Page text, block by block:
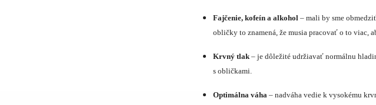
Fajčenie, kofeín a alkohol – mali by sme
obličky to znamená, že musia pracovať o to viac,
Krvný tlak – je dôležité udržiavať normálnu
s obličkami.
Optimálna váha – nadváha vedie k vysokému